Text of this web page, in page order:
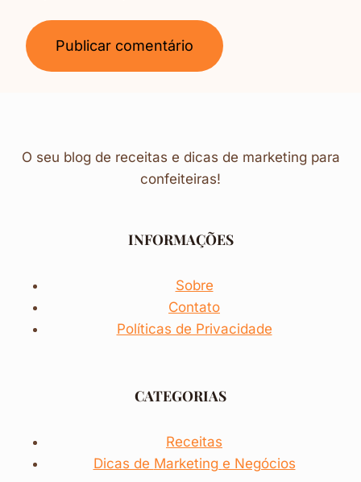
O seu blog de receitas e dicas de marketing para
confeiteiras!
INFORMAÇÕES
Sobre
Contato
Políticas de Privacidade
CATEGORIAS
Receitas
Dicas de Marketing e Negócios